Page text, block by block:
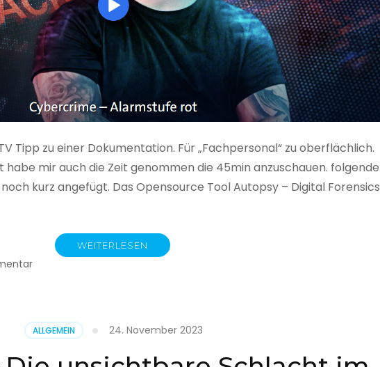
Tipp zu einer Dokumentation. Für „Fachpersonal“ zu oberflächlich.
habe mir auch die Zeit genommen die 45min anzuschauen. folgende
kurz angefügt. Das Opensource Tool Autopsy – Digital Forensics
WEITERLESEN
zu
rot
ALLGEMEIN 24. November 2023